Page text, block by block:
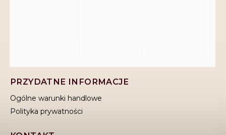
PRZYDATNE INFORMACJE
Ogólne warunki handlowe
Polityka prywatności